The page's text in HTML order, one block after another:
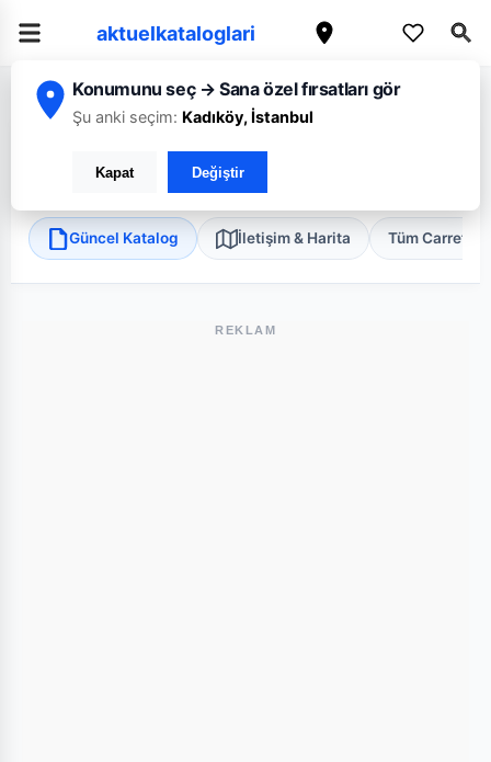
aktuelkataloglari
Konumunu seç → Sana özel fırsatları gör
Şu anki seçim: Kadıköy, İstanbul
Kapat Değiştir
Ana Sayfa/İstanbul /CarrefourSA/İstanbul Güngören Güneştepe
Güngören, İstanbul
Güncel Katalog İletişim & Harita Tüm
REKLAM